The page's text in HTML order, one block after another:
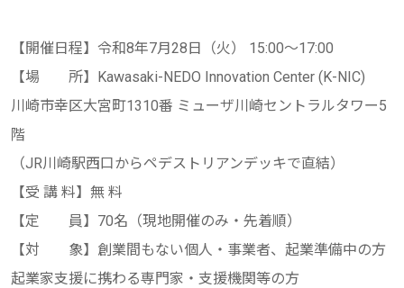
【開催日程】令和8年7月28日（火） 15:00～17:00
【場 所】Kawasaki-NEDO Innovation Center (K-NIC)
川崎市幸区大宮町1310番 ミューザ川崎セントラルタワー5
階
（JR川崎駅西口からペデストリアンデッキで直結）
【受 講 料】無 料
【定 員】70名（現地開催のみ・先着順）
【対 象】創業間もない個人・事業者、起業準備中の方
起業家支援に携わる専門家・支援機関等の方